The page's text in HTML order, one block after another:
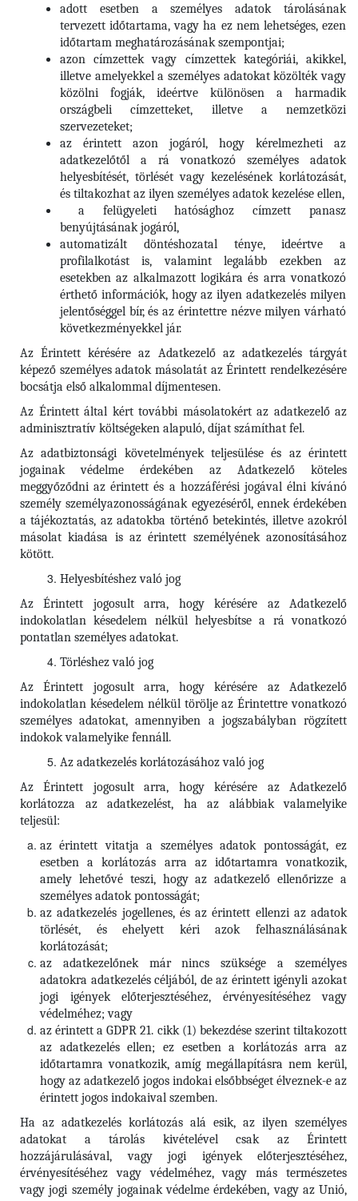
adott esetben a személyes adatok tárolásának
tervezett időtartama, vagy ha ez nem lehetséges, ezen
időtartam meghatározásának szempontjai;
azon címzettek vagy címzettek kategóriái, akikkel,
illetve amelyekkel a személyes adatokat közölték vagy
közölni fogják, ideértve különösen a harmadik
országbeli címzetteket, illetve a nemzetközi
szervezeteket;
az érintett azon jogáról, hogy kérelmezheti az
adatkezelőtől a rá vonatkozó személyes adatok
helyesbítését, törlését vagy kezelésének korlátozását,
és tiltakozhat az ilyen személyes adatok kezelése ellen,
a felügyeleti hatósághoz címzett panasz
benyújtásának jogáról,
automatizált döntéshozatal ténye, ideértve a
profilalkotást is, valamint legalább ezekben az
esetekben az alkalmazott logikára és arra vonatkozó
érthető információk, hogy az ilyen adatkezelés milyen
jelentőséggel bír, és az érintettre nézve milyen várható
következményekkel jár.
Az Érintett kérésére az Adatkezelő az adatkezelés tárgyát
képező személyes adatok másolatát az Érintett rendelkezésére
bocsátja első alkalommal díjmentesen.
Az Érintett által kért további másolatokért az adatkezelő az
adminisztratív költségeken alapuló, díjat számíthat fel.
Az adatbiztonsági követelmények teljesülése és az érintett
jogainak védelme érdekében az Adatkezelő köteles
meggyőződni az érintett és a hozzáférési jogával élni kívánó
személy személyazonosságának egyezéséről, ennek érdekében
a tájékoztatás, az adatokba történő betekintés, illetve azokról
másolat kiadása is az érintett személyének azonosításához
kötött.
Helyesbítéshez való jog
Az Érintett jogosult arra, hogy kérésére az Adatkezelő
indokolatlan késedelem nélkül helyesbítse a rá vonatkozó
pontatlan személyes adatokat.
Törléshez való jog
Az Érintett jogosult arra, hogy kérésére az Adatkezelő
indokolatlan késedelem nélkül törölje az Érintettre vonatkozó
személyes adatokat, amennyiben a jogszabályban rögzített
indokok valamelyike fennáll.
Az adatkezelés korlátozásához való jog
Az Érintett jogosult arra, hogy kérésére az Adatkezelő
korlátozza az adatkezelést, ha az alábbiak valamelyike
teljesül:
az érintett vitatja a személyes adatok pontosságát, ez
esetben a korlátozás arra az időtartamra vonatkozik,
amely lehetővé teszi, hogy az adatkezelő ellenőrizze a
személyes adatok pontosságát;
az adatkezelés jogellenes, és az érintett ellenzi az adatok
törlését, és ehelyett kéri azok felhasználásának
korlátozását;
az adatkezelőnek már nincs szüksége a személyes
adatokra adatkezelés céljából, de az érintett igényli azokat
jogi igények előterjesztéséhez, érvényesítéséhez vagy
védelméhez; vagy
az érintett a GDPR 21. cikk (1) bekezdése szerint tiltakozott
az adatkezelés ellen; ez esetben a korlátozás arra az
időtartamra vonatkozik, amíg megállapításra nem kerül,
hogy az adatkezelő jogos indokai elsőbbséget élveznek-e az
érintett jogos indokaival szemben.
Ha az adatkezelés korlátozás alá esik, az ilyen személyes
adatokat a tárolás kivételével csak az Érintett
hozzájárulásával, vagy jogi igények előterjesztéséhez,
érvényesítéséhez vagy védelméhez, vagy más természetes
vagy jogi személy jogainak védelme érdekében, vagy az Unió,